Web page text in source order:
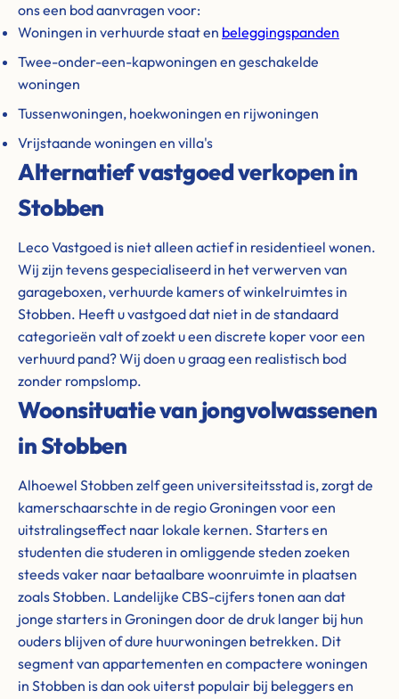
ons een bod aanvragen voor:
Woningen in verhuurde staat en beleggingspanden
Twee-onder-een-kapwoningen en geschakelde
woningen
Tussenwoningen, hoekwoningen en rijwoningen
Vrijstaande woningen en villa's
Alternatief vastgoed verkopen in
Stobben
Leco Vastgoed is niet alleen actief in residentieel wonen.
Wij zijn tevens gespecialiseerd in het verwerven van
garageboxen, verhuurde kamers of winkelruimtes in
Stobben. Heeft u vastgoed dat niet in de standaard
categorieën valt of zoekt u een discrete koper voor een
verhuurd pand? Wij doen u graag een realistisch bod
zonder rompslomp.
Woonsituatie van jongvolwassenen
in Stobben
Alhoewel Stobben zelf geen universiteitsstad is, zorgt de
kamerschaarschte in de regio Groningen voor een
uitstralingseffect naar lokale kernen. Starters en
studenten die studeren in omliggende steden zoeken
steeds vaker naar betaalbare woonruimte in plaatsen
zoals Stobben. Landelijke CBS-cijfers tonen aan dat
jonge starters in Groningen door de druk langer bij hun
ouders blijven of dure huurwoningen betrekken. Dit
segment van appartementen en compactere woningen
in Stobben is dan ook uiterst populair bij beleggers en